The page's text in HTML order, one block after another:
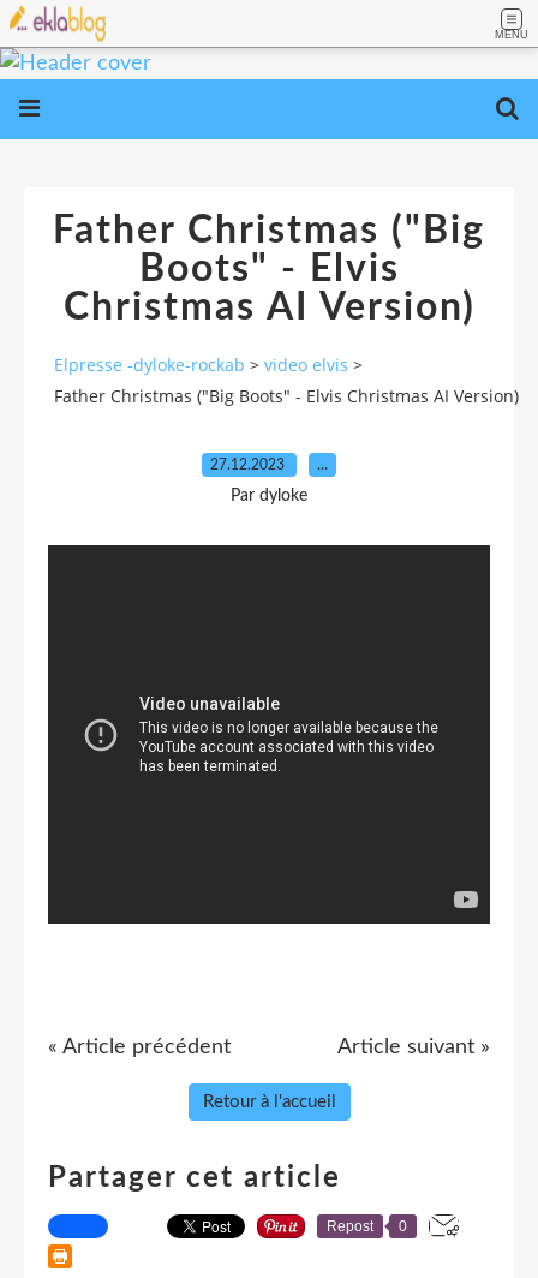
MENU
Father Christmas ("Big
Boots" - Elvis
Christmas AI Version)
Elpresse -dyloke-rockab > video elvis >
Father Christmas ("Big Boots" - Elvis Christmas AI Version)
27.12.2023 …
Par dyloke
« Article précédent Article suivant »
Retour à l'accueil
Partager cet article
Repost 0